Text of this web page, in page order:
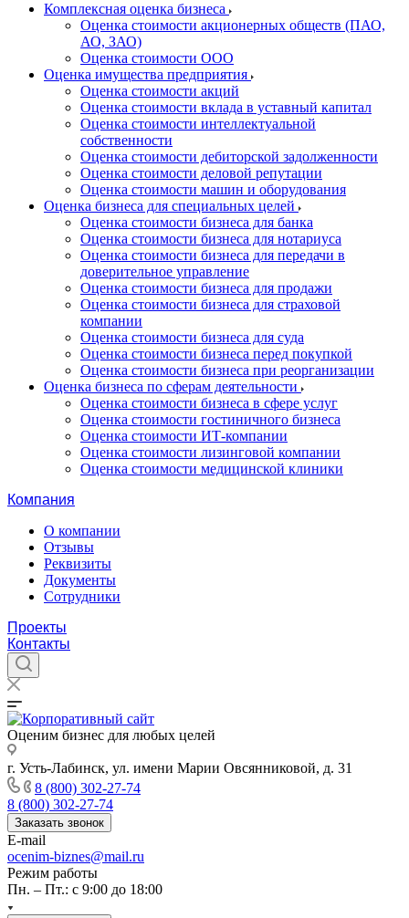
Комплексная оценка бизнеса
Оценка стоимости акционерных обществ (ПАО,
АО, ЗАО)
Оценка стоимости ООО
Оценка имущества предприятия
Оценка стоимости акций
Оценка стоимости вклада в уставный капитал
Оценка стоимости интеллектуальной
собственности
Оценка стоимости дебиторской задолженности
Оценка стоимости деловой репутации
Оценка стоимости машин и оборудования
Оценка бизнеса для специальных целей
Оценка стоимости бизнеса для банка
Оценка стоимости бизнеса для нотариуса
Оценка стоимости бизнеса для передачи в
доверительное управление
Оценка стоимости бизнеса для продажи
Оценка стоимости бизнеса для страховой
компании
Оценка стоимости бизнеса для суда
Оценка стоимости бизнеса перед покупкой
Оценка стоимости бизнеса при реорганизации
Оценка бизнеса по сферам деятельности
Оценка стоимости бизнеса в сфере услуг
Оценка стоимости гостиничного бизнеса
Оценка стоимости ИТ-компании
Оценка стоимости лизинговой компании
Оценка стоимости медицинской клиники
Компания
О компании
Отзывы
Реквизиты
Документы
Сотрудники
Проекты
Контакты
Оценим бизнес для любых целей
г. Усть-Лабинск, ул. имени Марии Овсянниковой, д. 31
8 (800) 302-27-74
8 (800) 302-27-74
Заказать звонок
E-mail
ocenim-biznes@mail.ru
Режим работы
Пн. – Пт.: с 9:00 до 18:00